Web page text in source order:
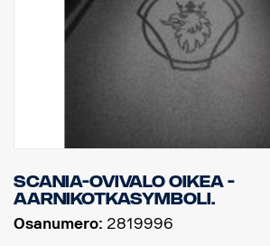
Scania-ovivalo oikea -
aarnikotkasymboli.
Osanumero: 2819996